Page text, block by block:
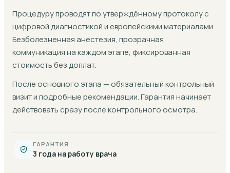
Процедуру проводят по утверждённому протоколу с
цифровой диагностикой и европейскими материалами.
Безболезненная анестезия, прозрачная
коммуникация на каждом этапе, фиксированная
стоимость без доплат.
После основного этапа — обязательный контрольный
визит и подробные рекомендации. Гарантия начинает
действовать сразу после контрольного осмотра.
ГАРАНТИЯ
3 года на работу врача